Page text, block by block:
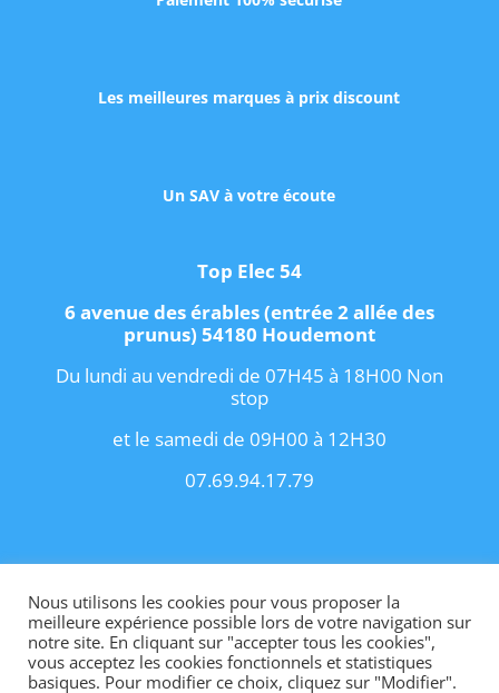
Les meilleures marques à prix discount
Un SAV à votre écoute
Top Elec 54
6 avenue des érables (entrée 2 allée des
prunus) 54180 Houdemont
Du lundi au vendredi de 07H45 à 18H00 Non
stop
et le samedi de 09H00 à 12H30
07.69.94.17.79
Copyright 2021 IConditions Générales de
VenteIContact
Nous utilisons les cookies pour vous proposer la
meilleure expérience possible lors de votre navigation sur
notre site. En cliquant sur "accepter tous les cookies",
vous acceptez les cookies fonctionnels et statistiques
basiques. Pour modifier ce choix, cliquez sur "Modifier".